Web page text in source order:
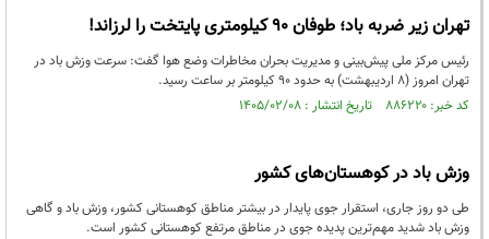
تهران زیر ضربه باد؛ طوفان ۹۰ کیلومتری پایتخت را لرزاند!
رئیس مرکز ملی پیش‌بینی و مدیریت بحران مخاطرات وضع هوا گفت: سرعت وزش باد در
تهران امروز (۸ اردیبهشت) به حدود ۹۰ کیلومتر بر ساعت رسید.
کد خبر: ۸۸۶۲۲۰ تاریخ انتشار : ۱۴۰۵/۰۲/۰۸
وزش باد در کوهستان‌های کشور
طی دو روز جاری، استقرار جوی پایدار در بیشتر مناطق کوهستانی کشور، وزش باد و گاهی
وزش باد شدید مهم‌ترین پدیده جوی در مناطق مرتفع کوهستانی کشور است.